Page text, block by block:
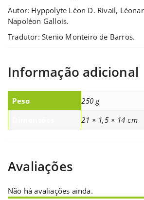
Autor: Hyppolyte Léon D. Rivail,
Napoléon Gallois.
Tradutor: Stenio Monteiro de Barros.
Informação adicional
Peso
250 g
21 × 1,5 × 14 cm
Avaliações
Não há avaliações ainda.